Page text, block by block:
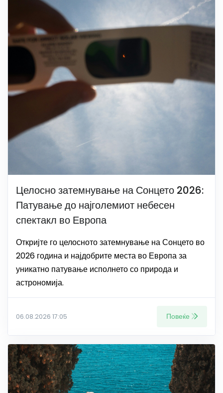
Целосно затемнување на Сонцето 2026:
Патување до најголемиот небесен
спектакл во Европа
Откријте го целосното затемнување на Сонцето во
2026 година и најдобрите места во Европа за
уникатно патување исполнето со природа и
астрономија.
06.08.2026 17:05 Повеќе